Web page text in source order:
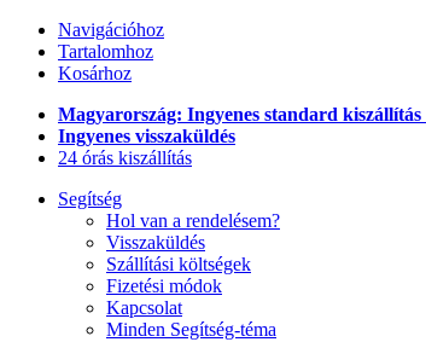
Navigációhoz
Tartalomhoz
Kosárhoz
Magyarország: Ingyenes standard kiszállítás
Ingyenes visszaküldés
24 órás kiszállítás
Segítség
Hol van a rendelésem?
Visszaküldés
Szállítási költségek
Fizetési módok
Kapcsolat
Minden Segítség-téma